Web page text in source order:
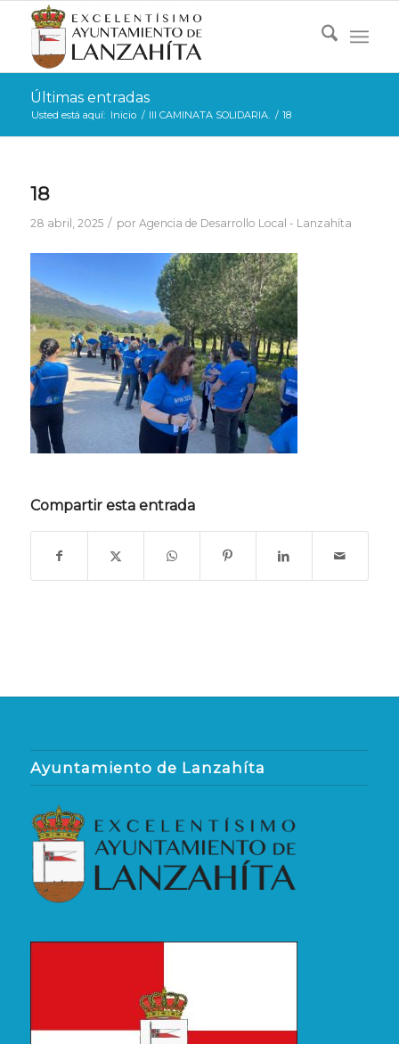
Últimas entradas
Usted está aquí: Inicio / III CAMINATA SOLIDARIA. / 18
18
28 abril, 2025 / por Agencia de Desarrollo Local - Lanzahíta
Compartir esta entrada
Ayuntamiento de Lanzahíta